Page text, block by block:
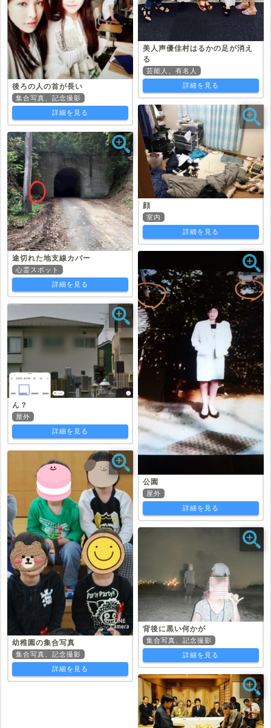
後ろの人の首が長い
集合写真、記念撮影
詳細を見る
途切れた地支線カバー
心霊スポット
詳細を見る
ん？
屋外
詳細を見る
幼稚園の集合写真
集合写真、記念撮影
詳細を見る
美人声優佳村はるかの足が消え
る
芸能人、有名人
詳細を見る
顔
室内
詳細を見る
公園
屋外
詳細を見る
背後に黒い何かが
集合写真、記念撮影
詳細を見る